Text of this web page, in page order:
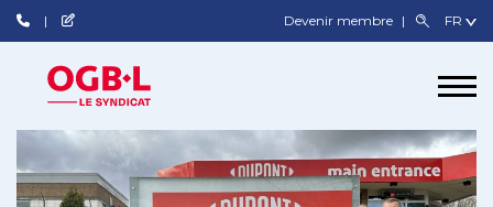
Devenir membre